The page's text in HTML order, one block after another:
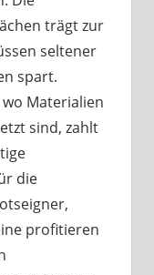
trägt zur
seltener
spart.
Materialien
sind, zahlt
die
profitieren